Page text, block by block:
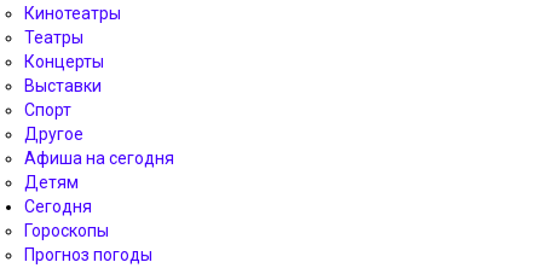
Кинотеатры
Театры
Концерты
Выставки
Спорт
Другое
Афиша на сегодня
Детям
Сегодня
Гороскопы
Прогноз погоды